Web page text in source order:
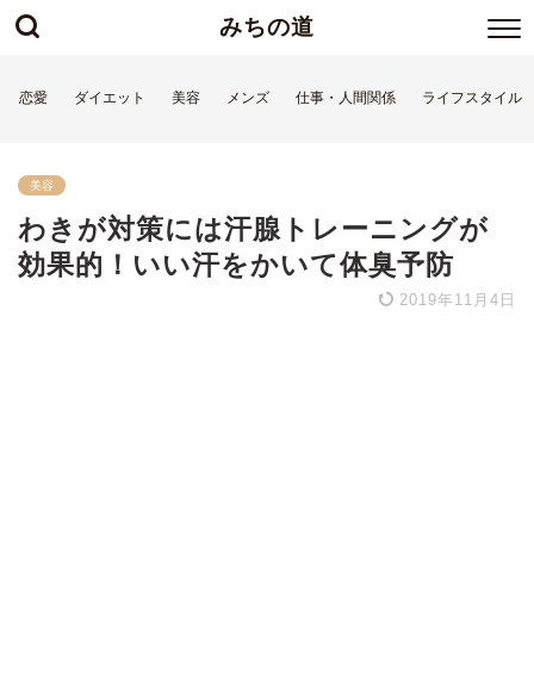
みちの道
恋愛 ダイエット 美容 メンズ 仕事・人間関係 ライフスタイル
美容
わきが対策には汗腺トレーニングが
効果的！いい汗をかいて体臭予防
2019年11月4日